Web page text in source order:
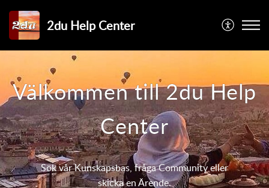
2du Help Center
Välkommen till 2du Help
Center
Sök vår Kunskapsbas, fråga Community eller
skicka en Ärende.